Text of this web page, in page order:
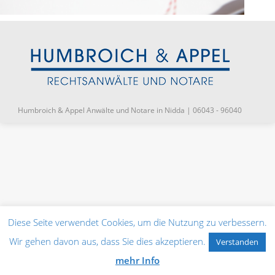
Humbroich & Appel Anwälte und Notare in Nidda | 06043 - 96040
Diese Seite verwendet Cookies, um die Nutzung zu verbessern.
Wir gehen davon aus, dass Sie dies akzeptieren.
Verstanden
mehr Info